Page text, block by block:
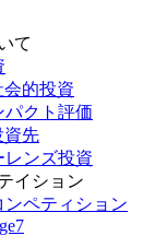
て
的投資
パクト評価
資先
レンズ投資
イション
ンペティション